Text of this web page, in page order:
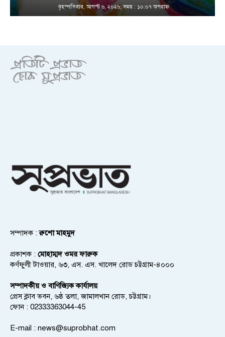
বৃহস্পতিবার, আগস্ট ৬, ২০২৬; সময় : ১০:০৭ অপরাহ্ণ
সম্পাদক :রুশো মাহমুদ
প্রকাশক : মোহাম্মদ ওমর ফারুক
কর্ণফুলী টাওয়ার, ৬৩, এস. এস. খালেদ রোড চট্টগ্রাম-৪০০০
সম্পাদকীয় ও বাণিজ্যিক কার্যালয়
প্রেস ক্লাব ভবন, ৬ষ্ঠ তলা, জামালখান রোড, চট্টগ্রাম।
ফোন : 02333363044-45
E-mail : news@suprobhat.com